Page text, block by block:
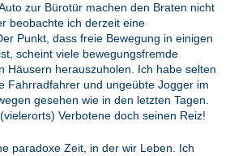
zur Bürotür machen den Braten nicht
beobachte ich derzeit eine
Punkt, dass freie Bewegung in einigen
scheint viele bewegungsfremde
Häusern herauszuholen. Ich habe selten
Fahrradfahrer und ungeübte Jogger im
gesehen wie in den letzten Tagen.
Verbotene doch seinen Reiz!
paradoxe Zeit, in der wir Leben. Ich